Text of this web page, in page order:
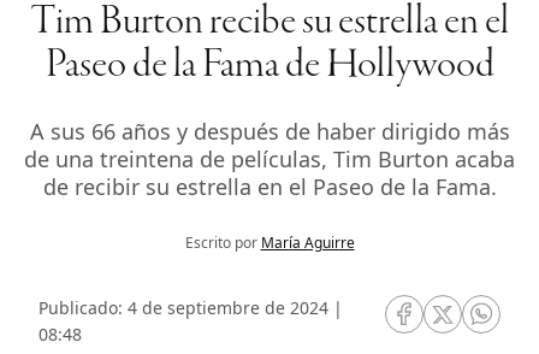
Tim Burton recibe su estrella en el
Paseo de la Fama de Hollywood
A sus 66 años y después de haber dirigido más
de una treintena de películas, Tim Burton acaba
de recibir su estrella en el Paseo de la Fama.
Escrito por María Aguirre
Publicado: 4 de septiembre de 2024 |
08:48
RRSS Facebook
RRSSRRSS